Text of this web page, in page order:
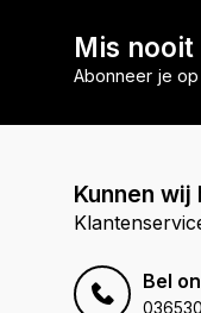
Mis
Abonneer je
Kunnen wij
Bel